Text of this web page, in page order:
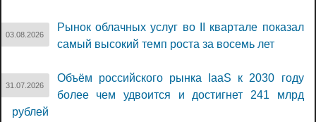
03.08.2026
Рынок облачных услуг во II квартале показал
самый высокий темп роста за восемь лет
31.07.2026
Объём российского рынка IaaS к 2030 году
более чем удвоится и достигнет 241 млрд
рублей